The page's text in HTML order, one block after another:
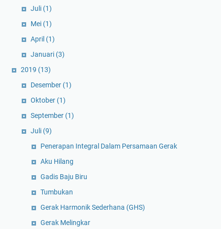
Juli (1)
Mei (1)
April (1)
Januari (3)
2019 (13)
Desember (1)
Oktober (1)
September (1)
Juli (9)
Penerapan Integral Dalam Persamaan Gerak
Aku Hilang
Gadis Baju Biru
Tumbukan
Gerak Harmonik Sederhana (GHS)
Gerak Melingkar